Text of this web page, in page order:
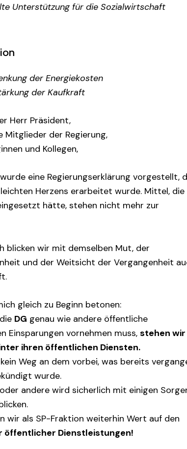
Unterstützung für die Sozialwirtschaft
der Energiekosten
der Kaufkraft
Herr Präsident,
Mitglieder der Regierung,
und Kollegen,
eine Regierungserklärung vorgestellt,
Herzens erarbeitet wurde. Mittel, die
hätte, stehen nicht mehr zur
blicken wir mit demselben Mut, der
und der Weitsicht der Vergangenheit
gleich zu Beginn betonen:
DG genau wie andere öffentliche
Einsparungen vornehmen muss,stehen wir
ihren öffentlichen Diensten.
Weg an dem vorbei, was bereits
wurde.
andere wird sicherlich mit einigen
wir als SP-Fraktion weiterhin Wert auf den
öffentlicher Dienstleistungen!